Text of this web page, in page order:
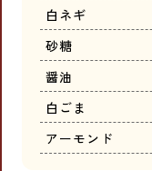
白ネギ
砂糖
醤油
白ごま
アーモンド